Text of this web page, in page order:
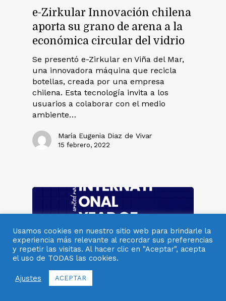
e-Zirkular Innovación chilena
aporta su grano de arena a la
económica circular del vidrio
Se presentó e-Zirkular en Viña del Mar,
una innovadora máquina que recicla
botellas, creada por una empresa
chilena. Esta tecnología invita a los
usuarios a colaborar con el medio
ambiente…
María Eugenia Diaz de Vivar
15 febrero, 2022
Usamos cookies en nuestro sitio web para brindarle la
experiencia más relevante al recordar sus preferencias
y repetir las visitas. Al hacer clic en "Aceptar", acepta
el uso de TODAS las cookies.
Ajustes ACEPTAR